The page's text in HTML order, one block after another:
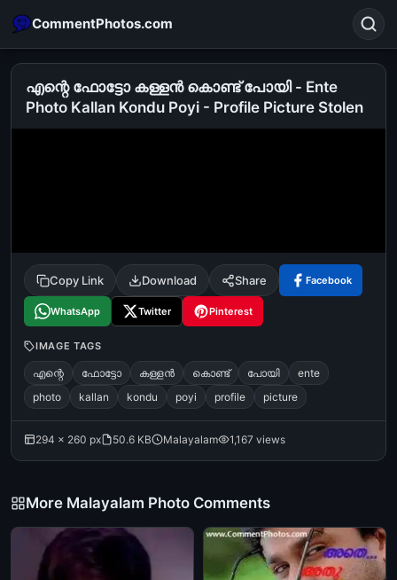
CommentPhotos.com
Search
tamil comedy
happy birthday good night
എന്റെ ഫോട്ടോ കള്ളന്‍ കൊണ്ട് പോയി - Ente
Photo Kallan Kondu Poyi - Profile Picture Stolen
Copy Link Download Share Facebook
WhatsApp Twitter Pinterest
IMAGE TAGS
എന്റെ ഫോട്ടോ കള്ളന്‍ കൊണ്ട് പോയി
ente
photo
kallan kondu poyi profile picture
294 × 260 px 50.6 KB Malayalam 1,167 views
More Malayalam Photo Comments